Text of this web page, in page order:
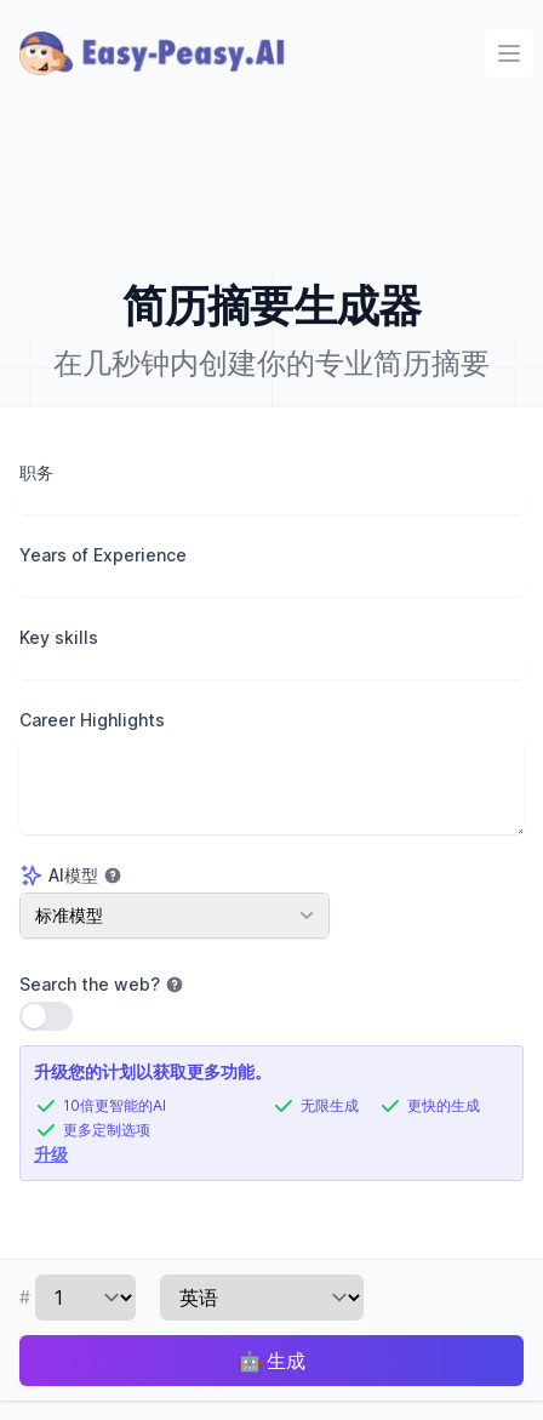
简历摘要生成器
在几秒钟内创建你的专业简历摘要
职务
Years of Experience
Key skills
Career Highlights
AI模型
AI模型
标准模型
Search the web?
使用设置
升级您的计划以获取更多功能。
10倍更智能的AI
更多定制选项
无限生成 更快的生成
升级
#
🤖 生成